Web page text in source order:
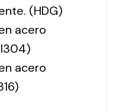
(HDG)
acero
acero